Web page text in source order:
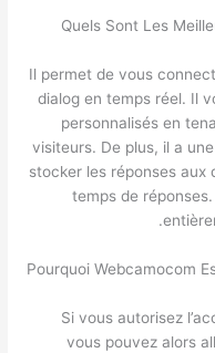
Quels Sont Les
Il permet de vous
dialog en temps réel. Il
personnalisés en
visiteurs. De plus, il a
stocker les réponses aux
temps de réponses.
Pourquoi Webcamocom
Si vous autorisez
vous pouvez alors